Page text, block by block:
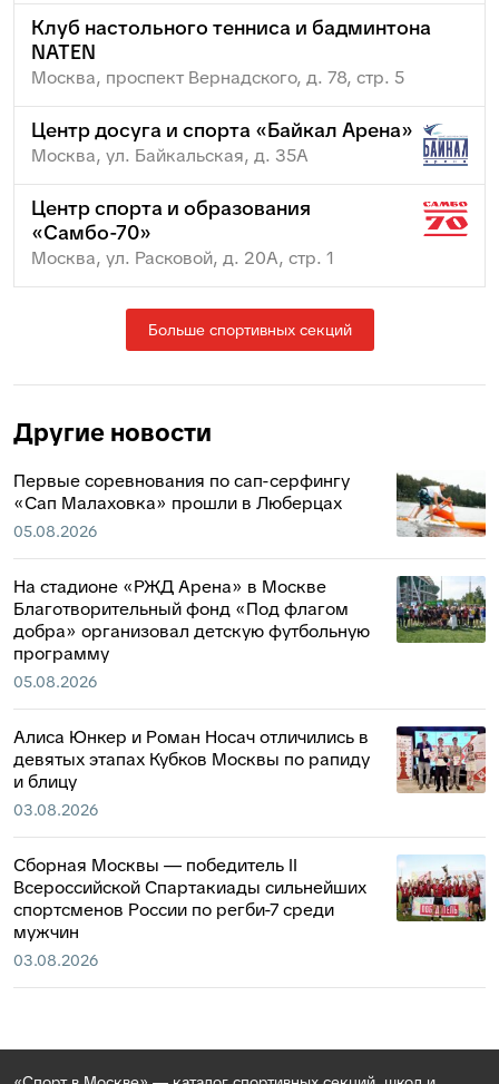
Клуб настольного тенниса и бадминтона
NATEN
Москва, проспект Вернадского, д. 78, стр. 5
Центр досуга и спорта «Байкал Арена»
Москва, ул. Байкальская, д. 35А
Центр спорта и образования
«Самбо-70»
Москва, ул. Расковой, д. 20А, стр. 1
Больше спортивных секций
Другие новости
Первые соревнования по сап-серфингу
«Сап Малаховка» прошли в Люберцах
05.08.2026
На стадионе «РЖД Арена» в Москве
Благотворительный фонд «Под флагом
добра» организовал детскую футбольную
программу
05.08.2026
Алиса Юнкер и Роман Носач отличились в
девятых этапах Кубков Москвы по рапиду
и блицу
03.08.2026
Сборная Москвы — победитель II
Всероссийской Спартакиады сильнейших
спортсменов России по регби-7 среди
мужчин
03.08.2026